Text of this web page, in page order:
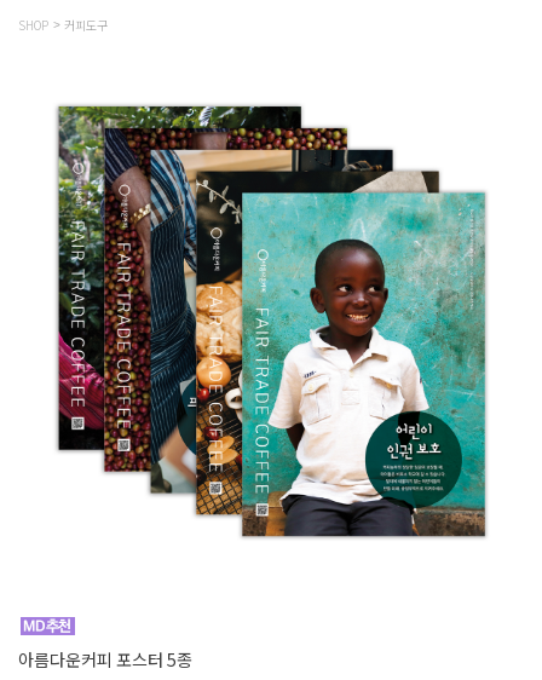
SHOP 커피도구
아름다운커피 포스터 5종